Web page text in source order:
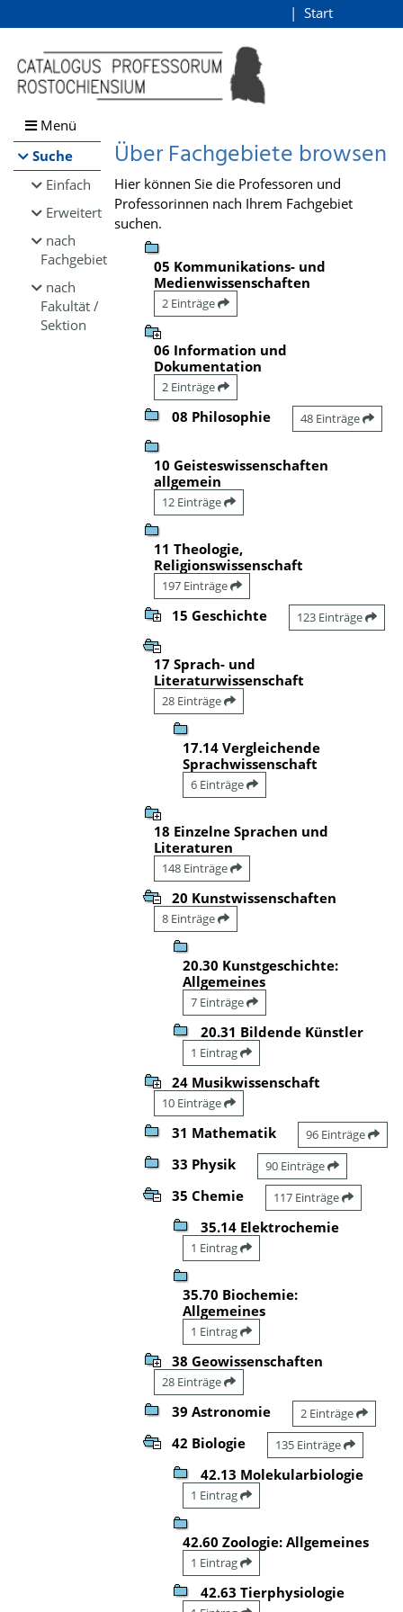
Browsen
direkt zum Inhalt
Start
Menü
Suche
Einfach
Erweitert
nach
Fachgebiet
nach
Fakultät /
Sektion
Über Fachgebiete browsen
Hier können Sie die Professoren und
Professorinnen nach Ihrem Fachgebiet
suchen.
05 Kommunikations- und
Medienwissenschaften
2 Einträge
06 Information und
Dokumentation
2 Einträge
08 Philosophie 48 Einträge
10 Geisteswissenschaften
allgemein
12 Einträge
11 Theologie,
Religionswissenschaft
197 Einträge
15 Geschichte 123 Einträge
17 Sprach- und
Literaturwissenschaft
28 Einträge
17.14 Vergleichende
Sprachwissenschaft
6 Einträge
18 Einzelne Sprachen und
Literaturen
148 Einträge
20 Kunstwissenschaften
8 Einträge
20.30 Kunstgeschichte:
Allgemeines
7 Einträge
20.31 Bildende Künstler
1 Eintrag
24 Musikwissenschaft
10 Einträge
31 Mathematik 96 Einträge
33 Physik 90 Einträge
35 Chemie 117 Einträge
35.14 Elektrochemie
1 Eintrag
35.70 Biochemie:
Allgemeines
1 Eintrag
38 Geowissenschaften
28 Einträge
39 Astronomie 2 Einträge
42 Biologie 135 Einträge
42.13 Molekularbiologie
1 Eintrag
42.60 Zoologie: Allgemeines
1 Eintrag
42.63 Tierphysiologie